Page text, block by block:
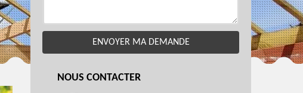
NOUS CONTACTER